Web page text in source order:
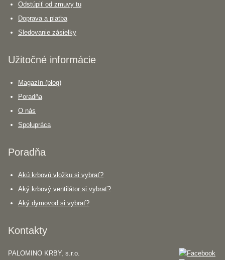
Odstúpiť od zmuvy tu
Doprava a platba
Sledovanie zásielky
Užitočné informácie
Magazín (blog)
Poradňa
O nás
Spolupráca
Poradňa
Akú krbovú vložku si vybrať?
Aký krbový ventilátor si vybrať?
Aký dymovod si vybrať?
Kontakty
PALOMINO KRBY, s.r.o.